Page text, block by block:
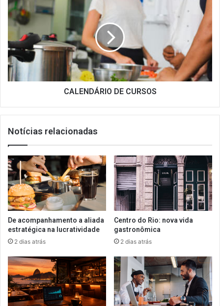
DE
CURSOS
CALENDÁRIO DE CURSOS
Notícias relacionadas
De acompanhamento a aliada
estratégica na lucratividade
2 dias atrás
Centro do Rio: nova vida
gastronômica
2 dias atrás